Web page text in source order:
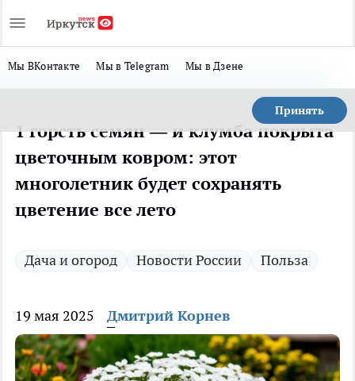
Мы ВКонтакте Мы в Telegram Мы в Дзене
Принять
1 горсть семян — и клумба покрыта
цветочным ковром: этот
многолетник будет сохранять
цветение все лето
Дача и огород Новости России Польза
19 мая 2025 Дмитрий Корнев